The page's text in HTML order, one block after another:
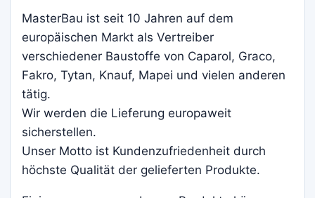
MasterBau ist seit 10 Jahren auf dem
europäischen Markt als Vertreiber
verschiedener Baustoffe von Caparol, Graco,
Fakro, Tytan, Knauf, Mapei und vielen anderen
tätig.
Wir werden die Lieferung europaweit
sicherstellen.
Unser Motto ist Kundenzufriedenheit durch
höchste Qualität der gelieferten Produkte.